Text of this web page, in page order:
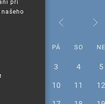
PÁ SO NE
3 4
5
10 11
12